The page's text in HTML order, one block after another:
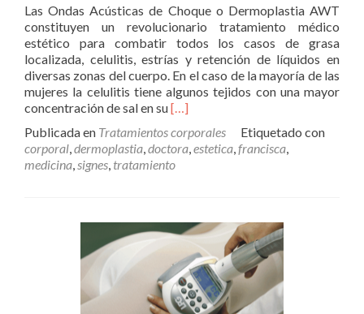
Las Ondas Acústicas de Choque o Dermoplastia AWT
constituyen un revolucionario tratamiento médico
estético para combatir todos los casos de grasa
localizada, celulitis, estrías y retención de líquidos en
diversas zonas del cuerpo. En el caso de la mayoría de las
mujeres la celulitis tiene algunos tejidos con una mayor
concentración de sal en suLeer
AWT
[…]
Publicada en Tratamientos corporales
Etiquetado con
corporal dermoplastia doctora estetica francisca
medicina signes tratamiento